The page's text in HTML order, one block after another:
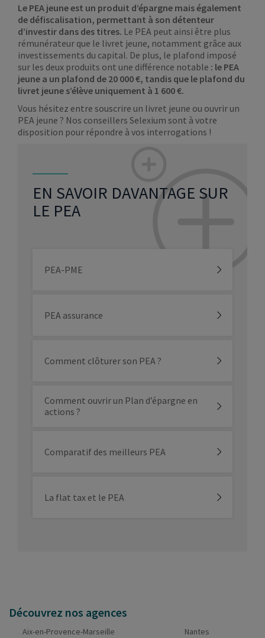
Le PEA jeune est un produit d’épargne mais également
de défiscalisation, permettant à son détenteur
d’investir dans des titres. Le PEA peut ainsi être plus
rémunérateur que le livret jeune, notamment grâce aux
investissements du capital. De plus, le plafond imposé
sur les deux produits ont une différence notable : le PEA
jeune a un plafond de 20 000 €, tandis que le plafond du
livret jeune s’élève uniquement à 1 600 €.
Vous hésitez entre souscrire un livret jeune ou ouvrir un
PEA jeune ? Nos conseillers Selexium sont à votre
disposition pour répondre à vos interrogations !
EN SAVOIR DAVANTAGE SUR
LE PEA
PEA-PME
PEA assurance
Comment clôturer son PEA ?
Comment ouvrir un Plan d’épargne en
actions ?
Comparatif des meilleurs PEA
La flat tax et le PEA
Découvrez nos agences
Aix-en-Provence-Marseille
Nantes